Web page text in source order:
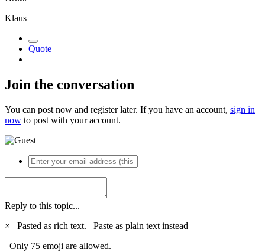
Klaus
Quote
Join the conversation
You can post now and register later. If you have an account, sign in
now to post with your account.
Reply to this topic...
×
Pasted as rich text. Paste as plain text instead
Only 75 emoji are allowed.